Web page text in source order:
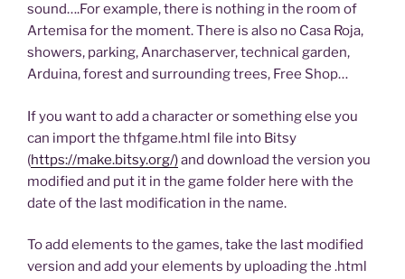
sound….For example, there is nothing in the room of
Artemisa for the moment. There is also no Casa Roja,
showers, parking, Anarchaserver, technical garden,
Arduina, forest and surrounding trees, Free Shop…
If you want to add a character or something else you
can import the thfgame.html file into Bitsy
(https://make.bitsy.org/)and download the version you
modified and put it in the game folder here with the
date of the last modification in the name.
To add elements to the games, take the last modified
version and add your elements by uploading the .html